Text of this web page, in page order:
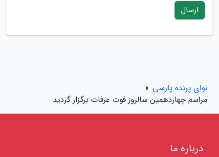
ارسال
نوای پرنده پارسی »
مراسم چهاردهمین سالروز فوت عرفات برگزار گردید
درباره ما